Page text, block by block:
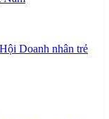
Doanh nhân trẻ